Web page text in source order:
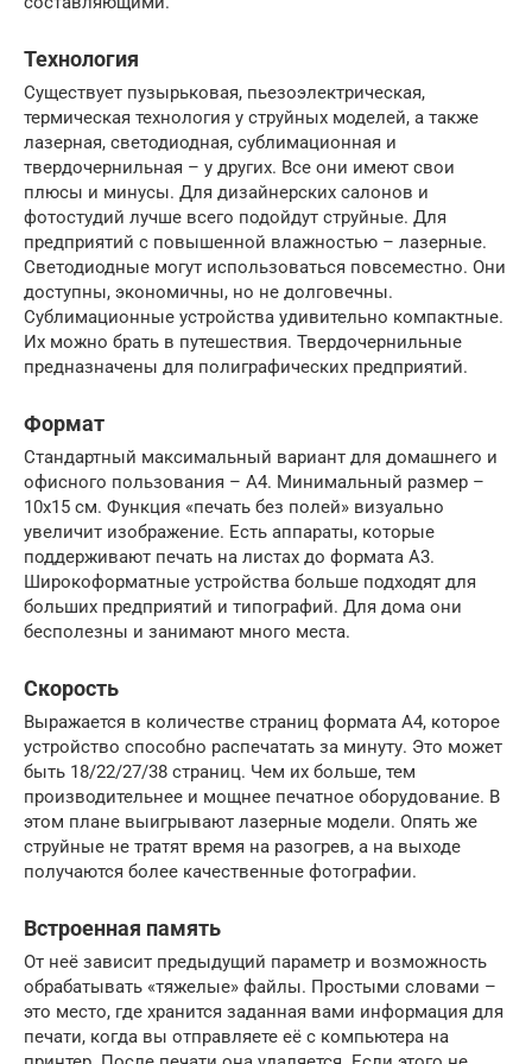
Технология
Существует пузырьковая, пьезоэлектрическая,
термическая технология у струйных моделей, а также
лазерная, светодиодная, сублимационная и
твердочернильная – у других. Все они имеют свои
плюсы и минусы. Для дизайнерских салонов и
фотостудий лучше всего подойдут струйные. Для
предприятий с повышенной влажностью – лазерные.
Светодиодные могут использоваться повсеместно. Они
доступны, экономичны, но не долговечны.
Сублимационные устройства удивительно компактные.
Их можно брать в путешествия. Твердочернильные
предназначены для полиграфических предприятий.
Формат
Стандартный максимальный вариант для домашнего и
офисного пользования – А4. Минимальный размер –
10х15 см. Функция «печать без полей» визуально
увеличит изображение. Есть аппараты, которые
поддерживают печать на листах до формата А3.
Широкоформатные устройства больше подходят для
больших предприятий и типографий. Для дома они
бесполезны и занимают много места.
Скорость
Выражается в количестве страниц формата А4, которое
устройство способно распечатать за минуту. Это может
быть 18/22/27/38 страниц. Чем их больше, тем
производительнее и мощнее печатное оборудование. В
этом плане выигрывают лазерные модели. Опять же
струйные не тратят время на разогрев, а на выходе
получаются более качественные фотографии.
Встроенная память
От неё зависит предыдущий параметр и возможность
обрабатывать «тяжелые» файлы. Простыми словами –
это место, где хранится заданная вами информация для
печати, когда вы отправляете её с компьютера на